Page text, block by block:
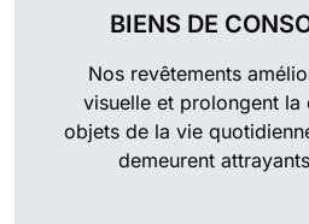
BIENS DE
Nos revêtements
visuelle et prolongent la
objets de la vie
demeurent